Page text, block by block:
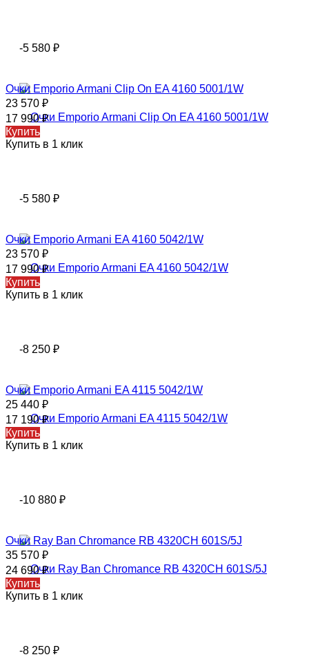
-5 580 ₽
Очки Emporio Armani Clip On EA 4160 5001/1W
23 570 ₽
17 990₽
Купить
Купить в 1 клик
-5 580 ₽
Очки Emporio Armani EA 4160 5042/1W
23 570 ₽
17 990₽
Купить
Купить в 1 клик
-8 250 ₽
Очки Emporio Armani EA 4115 5042/1W
25 440 ₽
17 190₽
Купить
Купить в 1 клик
-10 880 ₽
Очки Ray Ban Chromance RB 4320CH 601S/5J
35 570 ₽
24 690₽
Купить
Купить в 1 клик
-8 250 ₽